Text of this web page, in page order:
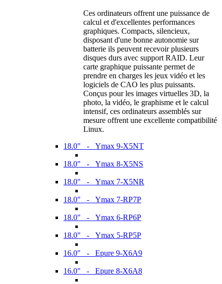
Ces ordinateurs offrent une puissance de
calcul et d'excellentes performances
graphiques. Compacts, silencieux,
disposant d'une bonne autonomie sur
batterie ils peuvent recevoir plusieurs
disques durs avec support RAID. Leur
carte graphique puissante permet de
prendre en charges les jeux vidéo et les
logiciels de CAO les plus puissants.
Conçus pour les images virtuelles 3D, la
photo, la vidéo, le graphisme et le calcul
intensif, ces ordinateurs assemblés sur
mesure offrent une excellente compatibilité
Linux.
18.0" - Ymax 9-X5NT
18.0" - Ymax 8-X5NS
18.0" - Ymax 7-X5NR
18.0" - Ymax 7-RP7P
18.0" - Ymax 6-RP6P
18.0" - Ymax 5-RP5P
16.0" - Epure 9-X6A9
16.0" - Epure 8-X6A8